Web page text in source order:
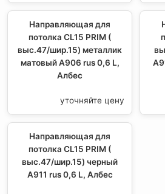
Направляющая для
потолка CL15 PRIM (
выс.47/шир.15) металлик
матовый А906 rus 0,6 L,
Албес
уточняйте цену
Направляющая для
потолка CL15 PRIM (
выс.47/шир.15) черный
А911 rus 0,6 L, Албес